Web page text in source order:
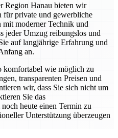
Region Hanau bieten wir
für private und gewerbliche
moderner Technik und
jeder Umzug reibungslos und
auf langjährige Erfahrung und
an.
komfortabel wie möglich zu
transparenten Preisen und
wir, dass Sie sich nicht um
Sie das
heute einen Termin zu
Unterstützung überzeugen